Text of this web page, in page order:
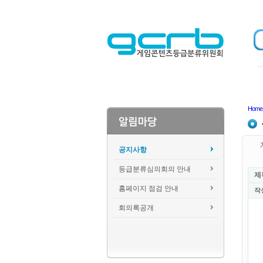
공지사항
등급분류심의회의 안내
홈페이지 점검 안내
회의록공개
Home
제
작